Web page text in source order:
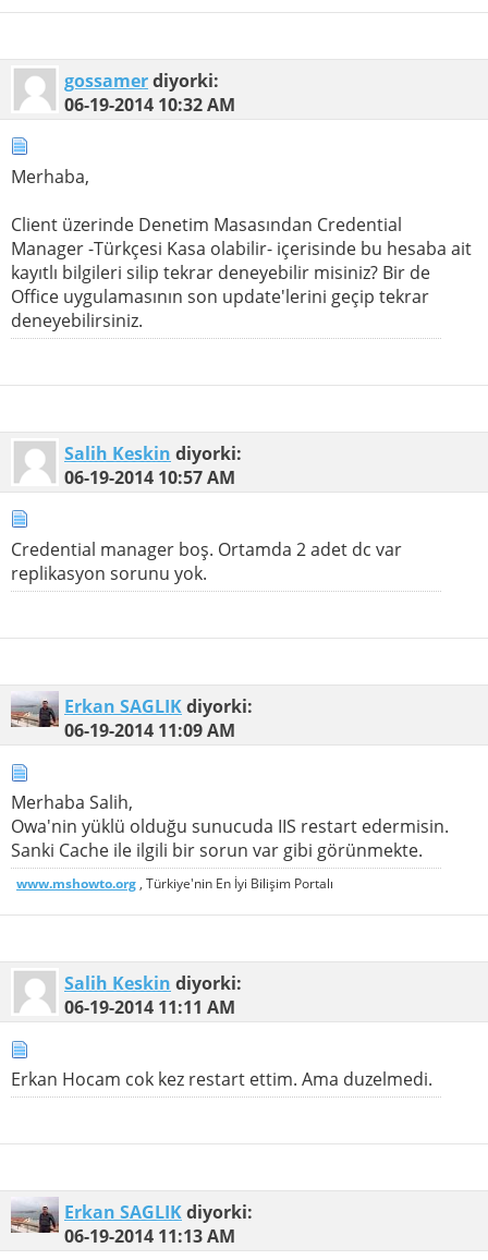
gossamerdiyorki:
06-19-2014 10:32 AM
Merhaba,
Client üzerinde Denetim Masasından Credential
Manager -Türkçesi Kasa olabilir- içerisinde bu hesaba ait
kayıtlı bilgileri silip tekrar deneyebilir misiniz? Bir de
Office uygulamasının son update'lerini geçip tekrar
deneyebilirsiniz.
Salih Keskin diyorki:
06-19-2014 10:57 AM
Credential manager boş. Ortamda 2 adet dc var
replikasyon sorunu yok.
Erkan SAGLIKdiyorki:
06-19-2014 11:09 AM
Merhaba Salih,
Owa'nin yüklü olduğu sunucuda IIS restart edermisin.
Sanki Cache ile ilgili bir sorun var gibi görünmekte.
www.mshowto.org , Türkiye'nin En İyi Bilişim Portalı
Salih Keskin diyorki:
06-19-2014 11:11 AM
Erkan Hocam cok kez restart ettim. Ama duzelmedi.
Erkan SAGLIKdiyorki:
06-19-2014 11:13 AM